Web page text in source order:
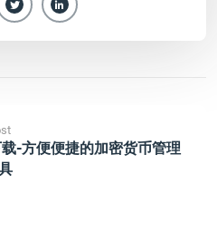
-方便便捷的加密货币管理